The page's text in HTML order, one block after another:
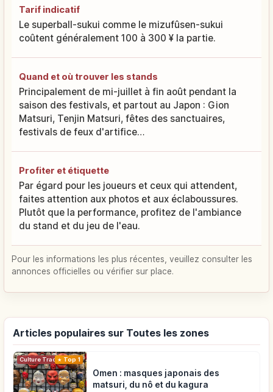
Tarif indicatif
Le superball-sukui comme le mizufûsen-sukui
coûtent généralement 100 à 300 ¥ la partie.
Quand et où trouver les stands
Principalement de mi-juillet à fin août pendant la
saison des festivals, et partout au Japon : Gion
Matsuri, Tenjin Matsuri, fêtes des sanctuaires,
festivals de feux d'artifice…
Profiter et étiquette
Par égard pour les joueurs et ceux qui attendent,
faites attention aux photos et aux éclaboussures.
Plutôt que la performance, profitez de l'ambiance
du stand et du jeu de l'eau.
Pour les informations les plus récentes, veuillez consulter les
annonces officielles ou vérifier sur place.
Articles populaires sur Toutes les zones
Culture Traditionnelle
Top 1
Omen : masques japonais des
matsuri, du nô et du kagura